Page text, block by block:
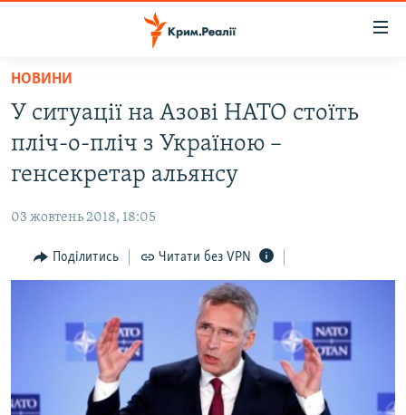
Перейти
основного
матеріалу
до
основної
Перейти
до
ВОДА.КРИМ
БЛОГИ
ПОГЛЯД
ВСЕ ЗА ДЕНЬ
СПЕЦПРОЕКТИ
ДЕПОРТАЦІЯ
ЯК ОБІЙТИ БЛОКУВАННЯ
НОВИНИ
У ситуації на Азові НАТО стоїть
пліч-о-пліч з Україною –
генсекретар альянсу
03 жовтень 2018, 18:05
Поділитись Читати без VPN